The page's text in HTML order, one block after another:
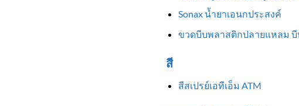
Sonax น้ำยาเอนกประสงค์
ขวดบีบพลาสติกปลายแหลม
สี
สีสเปรย์เอทีเอ็ม ATM